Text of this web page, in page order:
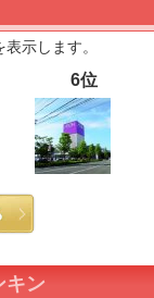
示します。
6位
キン